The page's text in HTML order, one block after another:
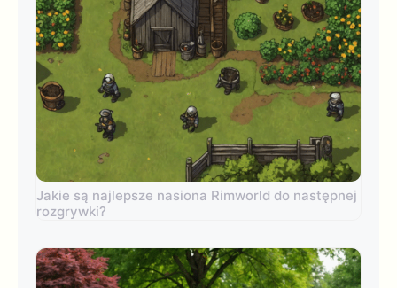
Jakie są najlepsze nasiona Rimworld do następnej
rozgrywki?